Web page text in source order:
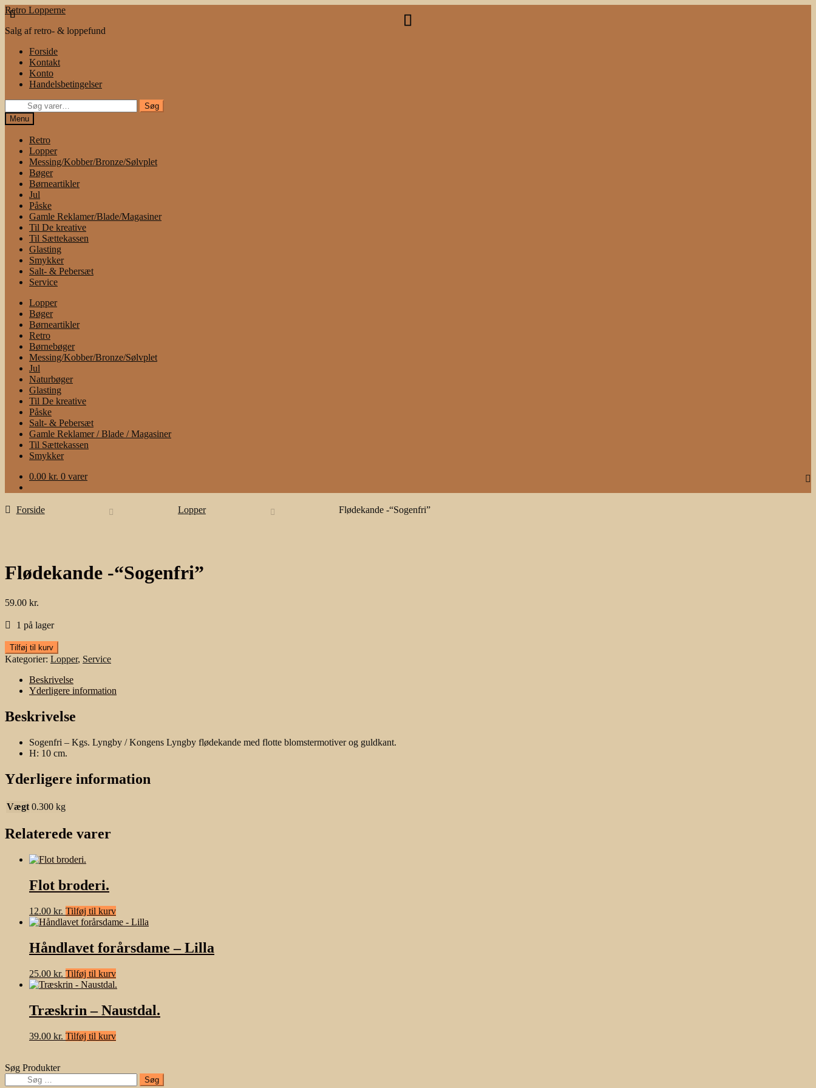
Spring
til
navigation
Spring
til
indhold
Retro Lopperne
Salg af retro- & loppefund
Forside
Kontakt
Konto
Handelsbetingelser
efter:
Søg
Menu
Retro
Lopper
Messing/Kobber/Bronze/Sølvplet
Bøger
Børneartikler
Jul
Påske
Gamle Reklamer/Blade/Magasiner
Til De kreative
Til Sættekassen
Glasting
Smykker
Salt- & Pebersæt
Service
Lopper
Bøger
Børneartikler
Retro
Børnebøger
Messing/Kobber/Bronze/Sølvplet
Jul
Naturbøger
Glasting
Til De kreative
Påske
Salt- & Pebersæt
Gamle Reklamer / Blade / Magasiner
Til Sættekassen
Smykker
0.00 kr. 0 varer
Forside Lopper Flødekande -“Sogenfri”
Flødekande -“Sogenfri”
59.00 kr.
1 på lager
Flødekande
-
"Sogenfri"
antal
Tilføj til kurv
Kategorier: Lopper, Service
Beskrivelse
Yderligere information
Beskrivelse
Sogenfri – Kgs. Lyngby / Kongens Lyngby flødekande med flotte blomstermotiver og guldkant.
H: 10 cm.
Yderligere information
Vægt 0.300 kg
Relaterede varer
Flot broderi.
12.00 kr. Tilføj til kurv
Håndlavet forårsdame – Lilla
25.00 kr. Tilføj til kurv
Træskrin – Naustdal.
39.00 kr. Tilføj til kurv
Søg Produkter